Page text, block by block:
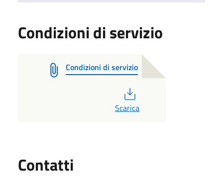
Condizioni di servizio
Condizioni di servizio
Scarica
Contatti